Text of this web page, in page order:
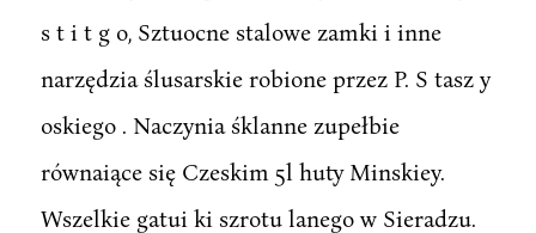
s t i t g o, Sztuocne stalowe zamki i inne
narzędzia ślusarskie robione przez P. S tasz y
oskiego . Naczynia śklanne zupełbie
równaiące się Czeskim 5l huty Minskiey.
Wszelkie gatui ki szrotu lanego w Sieradzu.